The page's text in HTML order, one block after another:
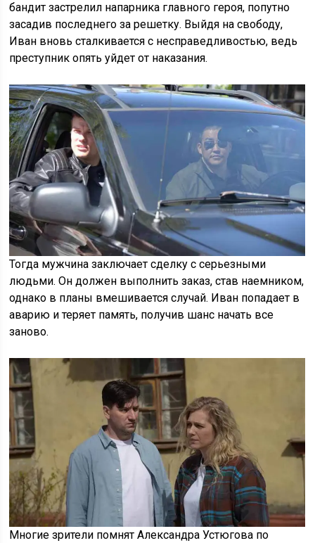
бандит застрелил напарника главного героя, попутно
засадив последнего за решетку. Выйдя на свободу,
Иван вновь сталкивается с несправедливостью, ведь
преступник опять уйдет от наказания.
Тогда мужчина заключает сделку с серьезными
людьми. Он должен выполнить заказ, став наемником,
однако в планы вмешивается случай. Иван попадает в
аварию и теряет память, получив шанс начать все
заново.
Многие зрители помнят Александра Устюгова по